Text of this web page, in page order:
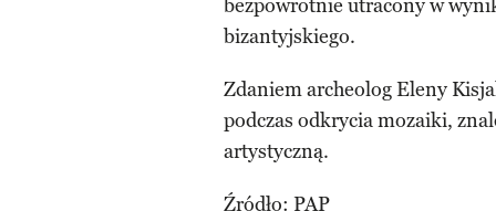
bezpowrotnie utracony w
bizantyjskiego.
Zdaniem archeolog Eleny
podczas odkrycia mozaiki,
artystyczną.
Źródło: PAP